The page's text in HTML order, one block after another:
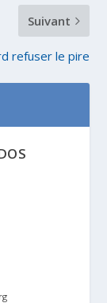
Suivant
refuser le pire